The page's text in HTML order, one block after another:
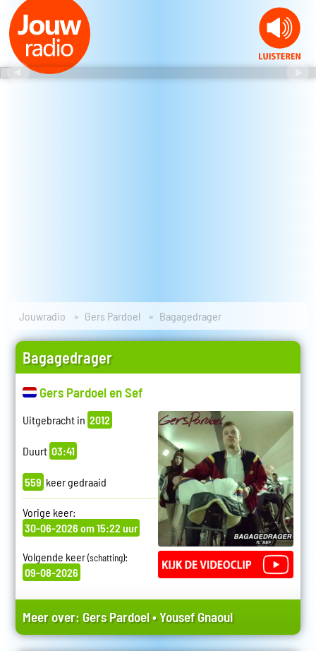
Jouwradio Gers Pardoel Bagagedrager
Bagagedrager
Gers Pardoel en Sef
Uitgebracht in 2012
Duurt 03:41
559 keer gedraaid
Vorige keer:
30-06-2026 om 15:22 uur
Volgende keer(schatting):
09-08-2026
Meer over: Gers Pardoel•Yousef Gnaoui